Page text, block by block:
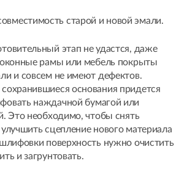
старой и новой эмали.
этап не удастся, даже
рамы или мебель покрыты
и совсем не имеют дефектов.
основания придется
наждачной бумагой или
Это необходимо, чтобы снять
сцепление нового материала
поверхность нужно очистить
и загрунтовать.